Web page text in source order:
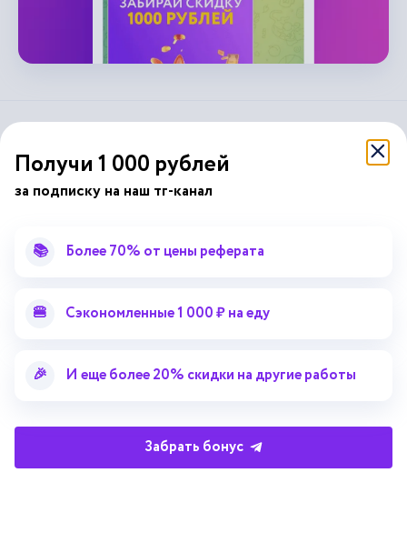
отавтор24
Подписывайся на наши соц. сети
Методические указания
Статьи от экспертов
Помощь эксперта
Поиск репетитора
Работа для преподавателей
Работа для репетиторов
Получи 1 000 рублей
за подписку на наш тг-канал
📚 Более 70% от цены реферата
🍔 Сэкономленные 1 000 ₽ на еду
🎉 И еще более 20% скидки на другие работы
Забрать бонус